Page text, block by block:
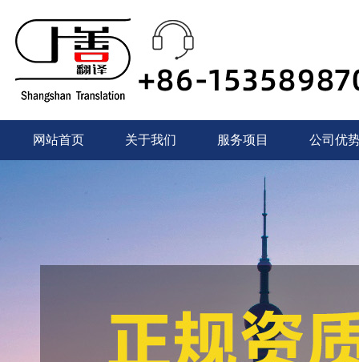
网站首页 关于我们 服务项目 公司优